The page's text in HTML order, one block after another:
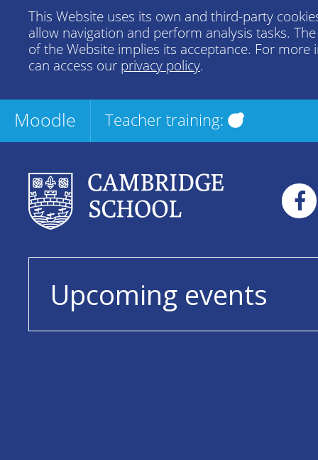
This Website uses its own and third-party
allow navigation and perform analysis tasks.
of the Website implies its acceptance. For more
can access our privacy policy.
Moodle Teacher training:
Upcoming events